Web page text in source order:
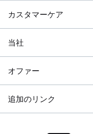
カスタマーケア
当社
オファー
追加のリンク